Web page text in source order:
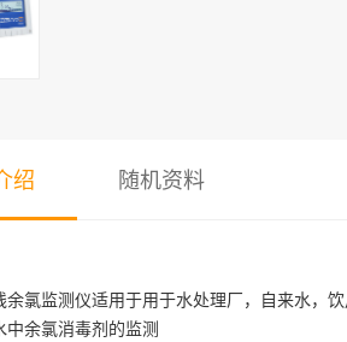
绍 随机资料
余氯监测仪适用于用于水处理厂，自来水，
中余氯消毒剂的监测